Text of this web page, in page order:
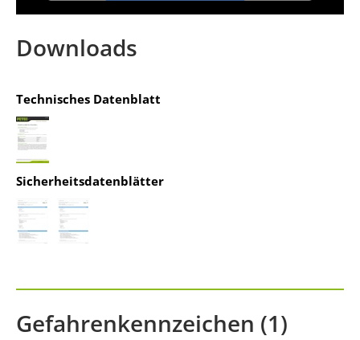
powered byUsercentrics Consent
Downloads
Technisches Datenblatt
Sicherheitsdatenblätter
Gefahrenkennzeichen (1)